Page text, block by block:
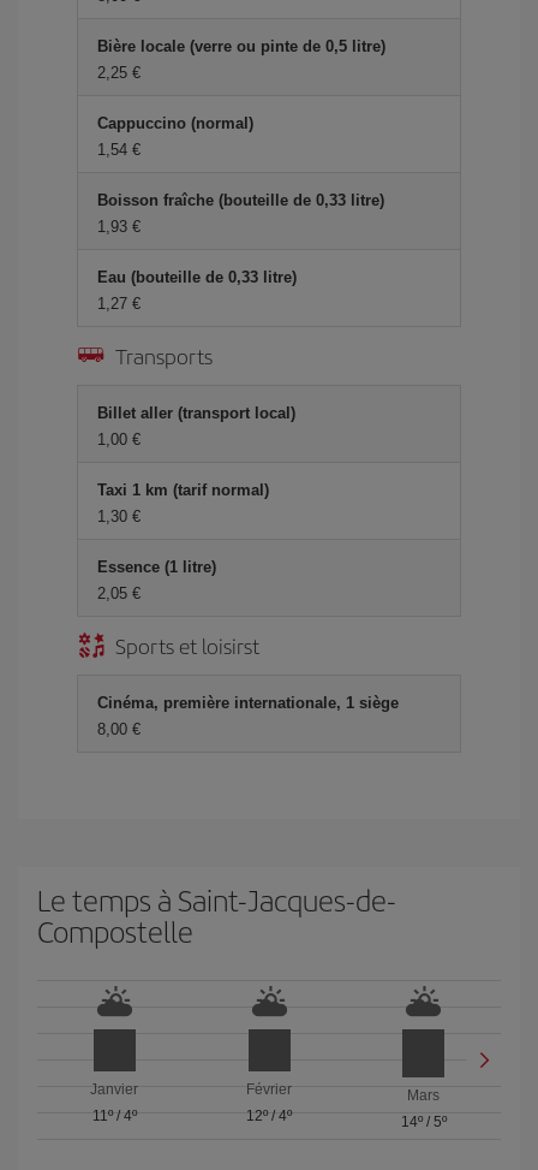
Bière locale (verre ou pinte de 0,5 litre)
2,25 €
Cappuccino (normal)
1,54 €
Boisson fraîche (bouteille de 0,33 litre)
1,93 €
Eau (bouteille de 0,33 litre)
1,27 €
Transports
Billet aller (transport local)
1,00 €
Taxi 1 km (tarif normal)
1,30 €
Essence (1 litre)
2,05 €
Sports et loisirst
Cinéma, première internationale, 1 siège
8,00 €
Le temps à Saint-Jacques-de-
Compostelle
Janvier
11º/ 4º
Février
12º/ 4º
Mars
14º/ 5º